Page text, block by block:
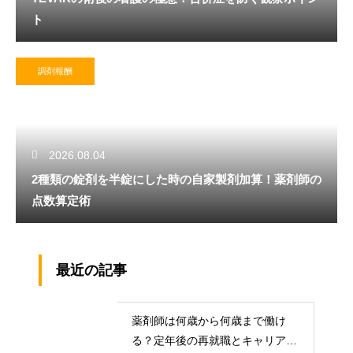
ト
調剤報酬
2026.08.04
2種類の錠剤を半錠にした時の自家製剤加算！薬剤師の
点数算定術
最近の記事
薬剤師は何歳から何歳まで働け
る？定年後の再就職とキャリアの